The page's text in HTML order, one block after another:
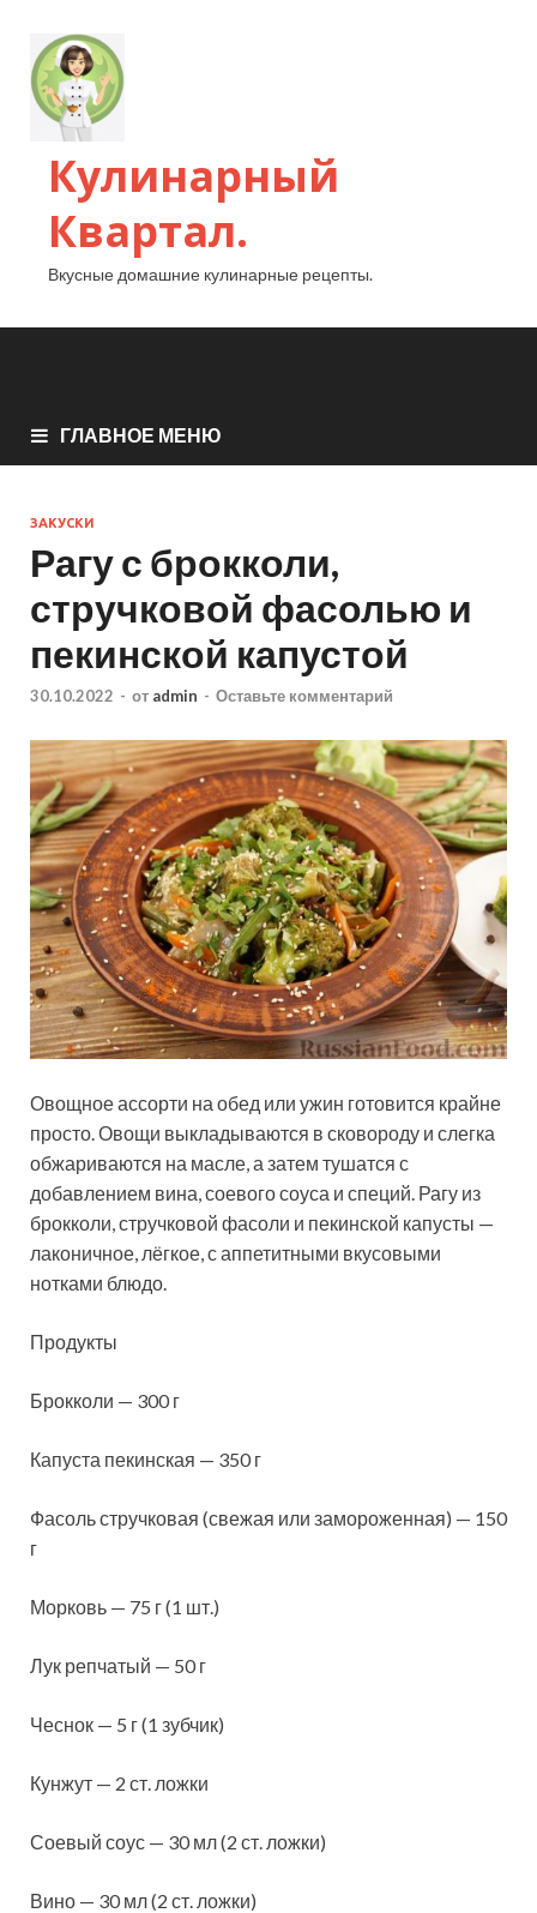
Кулинарный
Квартал.
Вкусные домашние кулинарные рецепты.
ГЛАВНОЕ МЕНЮ
ЗАКУСКИ
Рагу с брокколи,
стручковой фасолью и
пекинской капустой
30.10.2022 - от admin - Оставьте комментарий
Овощное ассорти на обед или ужин готовится крайне
просто. Овощи выкладываются в сковороду и слегка
обжариваются на масле, а затем тушатся с
добавлением вина, соевого соуса и специй. Рагу из
брокколи, стручковой фасоли и пекинской капусты —
лаконичное, лёгкое, саппетитными вкусовыми
нотками блюдо.
Продукты
Брокколи — 300 г
Капуста пекинская — 350 г
Фасоль стручковая (свежая или замороженная) — 150
г
Морковь — 75 г (1 шт.)
Лук репчатый — 50 г
Чеснок — 5 г (1 зубчик)
Кунжут — 2 ст. ложки
Соевый соус — 30 мл (2 ст. ложки)
Вино — 30 мл (2 ст. ложки)